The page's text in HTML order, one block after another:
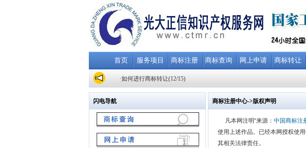
首页 服务项目 商标注册 商标查询 网上申请 商标转让
·申请普通商标需提交哪些资料？(12/30) ·怎么能保证商标注册成功？(12/
·如何进行商标转让(12/15)
商标注册中心 咨询：010-68361974
商标一部电话：010-68361974、88365512、88365513、88365983 邮
商标二部电话：010-68361771、88366224、88366240、 邮箱：
商标咨询：010-68361771 档案管理跟踪部:010-68363361
·申请普通商标需提交哪些资料？(12/30)
·怎么能保证商标注册成功？(12/
·如何进行商标转让(12/15)
商标注册中心 咨询：010-68361974
闪电导航 商标注册中心->版权声明
凡本网注明“来源： 中国商标注
使用上述作品。已经本网授权使
其相关法律责任。